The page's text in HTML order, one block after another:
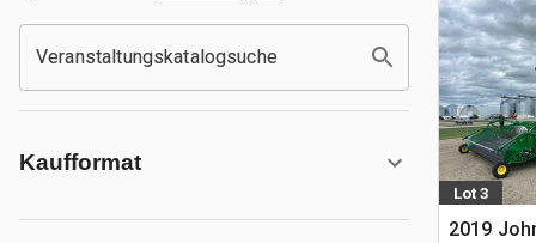
Veranstaltungskatalogsuche
Kaufformat
Lot 3
2019